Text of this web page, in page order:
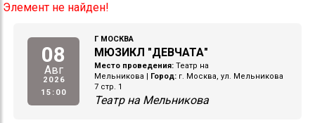
Элемент не найден!
08
Авг
2026
15:00
Г МОСКВА
МЮЗИКЛ "ДЕВЧАТА"
Место проведения: Театр на
Мельникова
Город: г. Москва, ул. Мельникова
7 стр. 1
Театр на Мельникова